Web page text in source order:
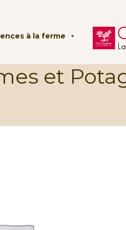
à la ferme
et